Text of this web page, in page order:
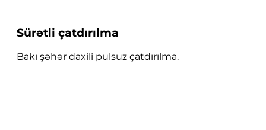
Sürətli çatdırılma
Bakı şəhər daxili pulsuz çatdırılma.